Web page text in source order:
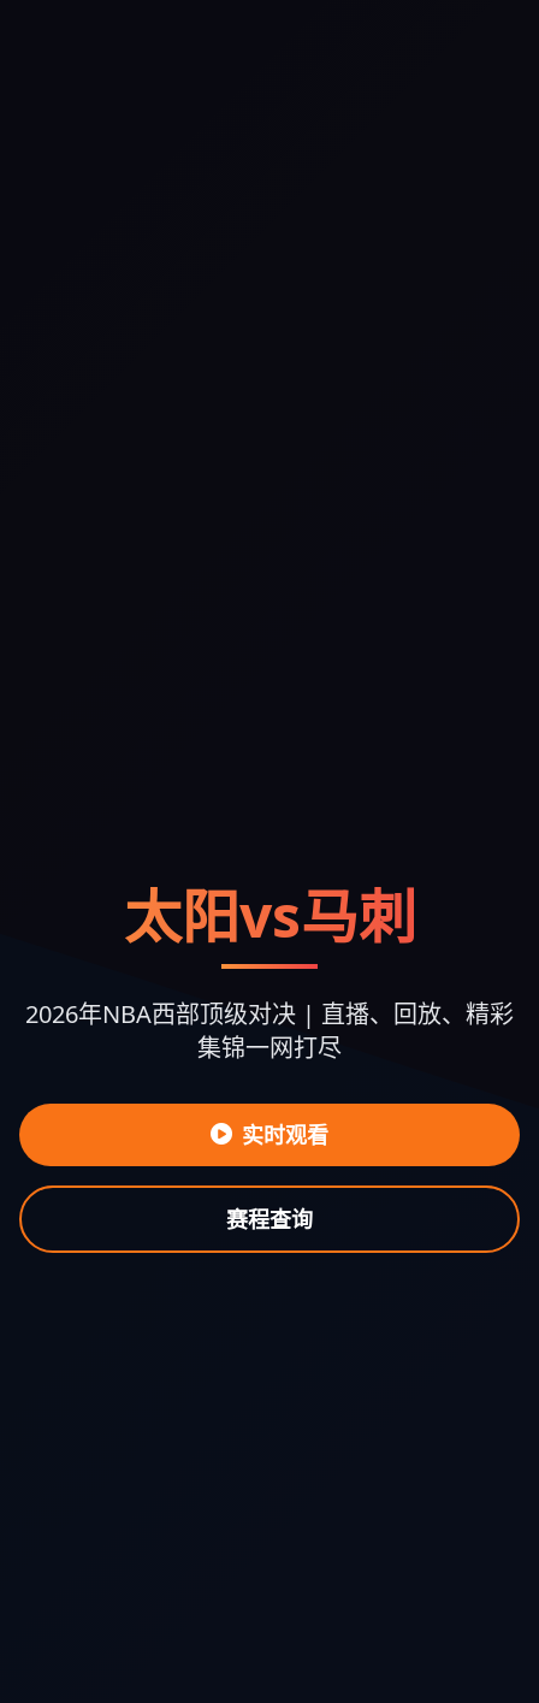
太阳vs马刺
2026年NBA西部顶级对决 | 直播、回放、精彩
集锦一网打尽
实时观看
赛程查询